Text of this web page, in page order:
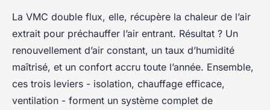
La VMC double flux, elle, récupère la chaleur de l’air
extrait pour préchauffer l’air entrant. Résultat ? Un
renouvellement d’air constant, un taux d’humidité
maîtrisé, et un confort accru toute l’année. Ensemble,
ces trois leviers - isolation, chauffage efficace,
ventilation - forment un système complet de